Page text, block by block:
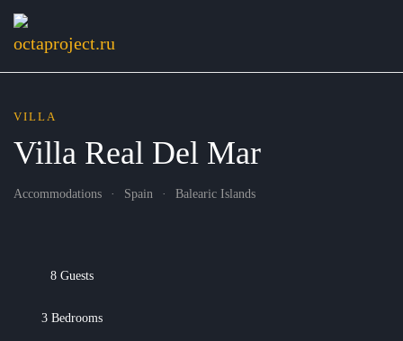
VILLA
Villa Real Del Mar
Accommodations Spain Balearic Islands
8 Guests
3 Bedrooms